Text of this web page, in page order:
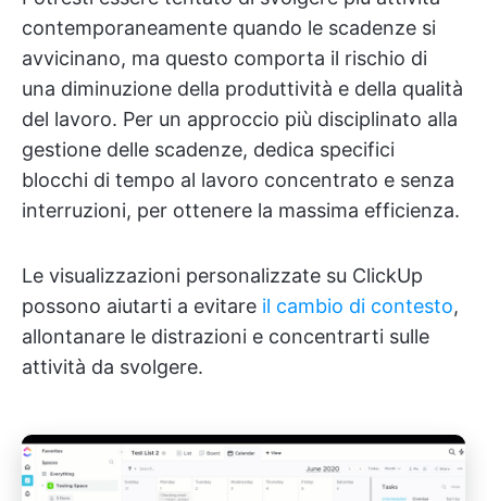
contemporaneamente quando le scadenze si
avvicinano, ma questo comporta il rischio di
una diminuzione della produttività e della qualità
del lavoro. Per un approccio più disciplinato alla
gestione delle scadenze, dedica specifici
blocchi di tempo al lavoro concentrato e senza
interruzioni, per ottenere la massima efficienza.
Le visualizzazioni personalizzate su ClickUp
possono aiutarti a evitare il cambio di contesto,
allontanare le distrazioni e concentrarti sulle
attività da svolgere.